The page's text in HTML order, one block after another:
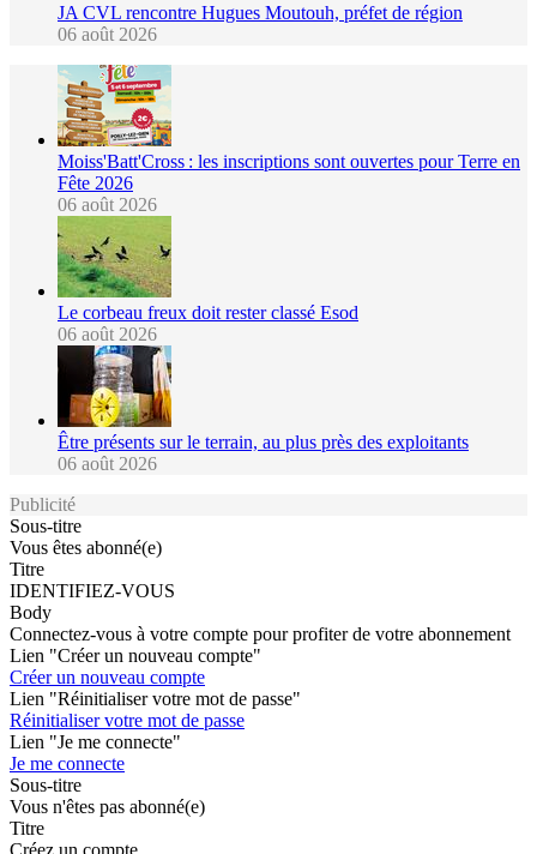
JA CVL rencontre Hugues Moutouh, préfet de région
06 août 2026
Moiss'Batt'Cross : les inscriptions sont ouvertes pour Terre en
Fête 2026
06 août 2026
Le corbeau freux doit rester classé Esod
06 août 2026
Être présents sur le terrain, au plus près des exploitants
06 août 2026
Publicité
Sous-titre
Vous êtes abonné(e)
Titre
IDENTIFIEZ-VOUS
Body
Connectez-vous à votre compte pour profiter de votre abonnement
Lien "Créer un nouveau compte"
Créer un nouveau compte
Lien "Réinitialiser votre mot de passe"
Réinitialiser votre mot de passe
Lien "Je me connecte"
Je me connecte
Sous-titre
Vous n'êtes pas abonné(e)
Titre
Créez un compte